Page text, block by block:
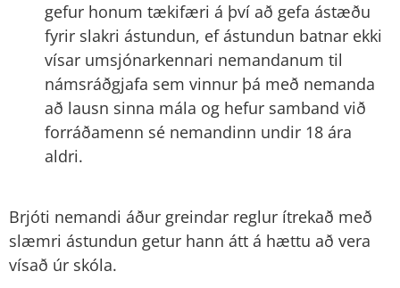
gefur honum tækifæri á því að gefa ástæðu
fyrir slakri ástundun, ef ástundun batnar ekki
vísar umsjónarkennari nemandanum til
námsráðgjafa sem vinnur þá með nemanda
að lausn sinna mála og hefur samband við
forráðamenn sé nemandinn undir 18 ára
aldri.
Brjóti nemandi áður greindar reglur ítrekað með
slæmri ástundun getur hann átt á hættu að vera
vísað úr skóla.